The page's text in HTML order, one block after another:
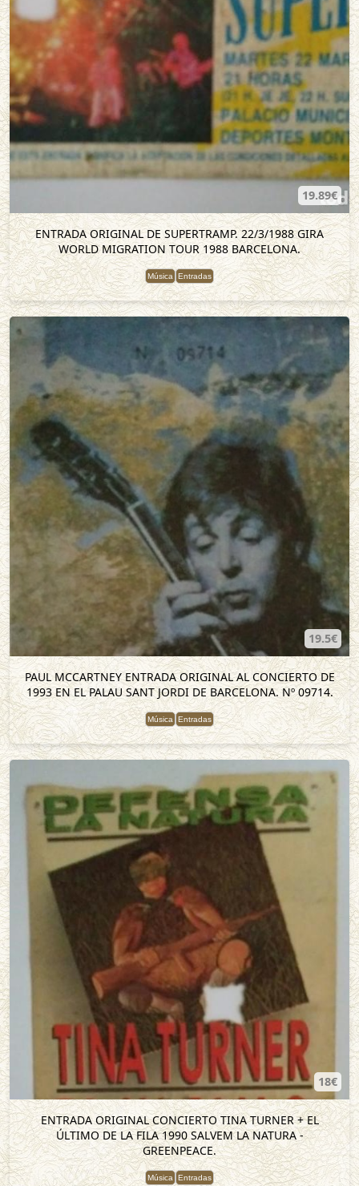
19.89€
ENTRADA ORIGINAL DE SUPERTRAMP. 22/3/1988 GIRA
WORLD MIGRATION TOUR 1988 BARCELONA.
Música Entradas
19.5€
PAUL MCCARTNEY ENTRADA ORIGINAL AL CONCIERTO DE
1993 EN EL PALAU SANT JORDI DE BARCELONA. Nº 09714.
Música Entradas
18€
ENTRADA ORIGINAL CONCIERTO TINA TURNER + EL
ÚLTIMO DE LA FILA 1990 SALVEM LA NATURA -
GREENPEACE.
Música Entradas